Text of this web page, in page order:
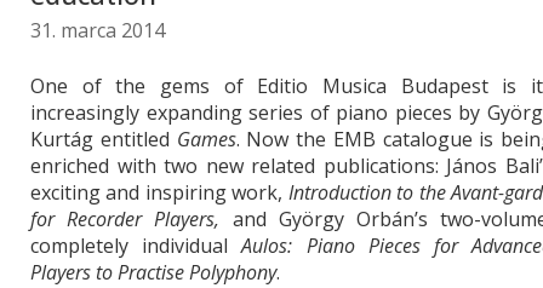
31. marca 2014
One of the gems of Editio Musica Budapest is
increasingly expanding series of piano pieces by
Kurtág entitled Games. Now the EMB catalogue is
enriched with two new related publications: János
exciting and inspiring work, Introduction to the Avant-
for Recorder Players, and György Orbán’s two-
completely individualAulos: Piano Pieces for
Players to Practise Polyphony.